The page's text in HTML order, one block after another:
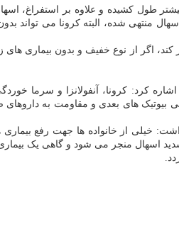
طول کشیده و علاوه بر استفراغ،
منتهی شده، البته کرونا می تواند
اگر از نوع خفیف و بدون بیماری
کرد: کرونا، آنفولانزا و سرما
های بعدی و مقاومت به
خیلی از خانواده ها جهت رفع
اسهال منجر می شود و گاهی یک